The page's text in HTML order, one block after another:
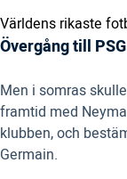
Världens rikaste
Övergång till PSG
Men i somras
framtid med
klubben, och
Germain.